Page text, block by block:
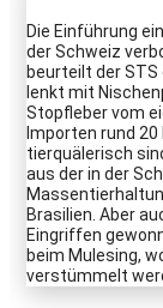
Die Einführung
der Schweiz
beurteilt der STS
lenkt mit
Stopfleber vom
Importen rund
tierquälerisch
aus der in der
Brasilien. Aber
Eingriffen
beim Mulesing,
verstümmelt